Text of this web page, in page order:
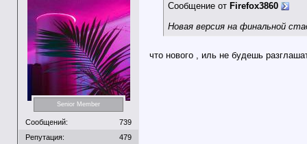
Senior Member
Сообщений:
739
Репутация:
479
Сообщение от Firefox3860
Новая версия на финальной
что нового , иль не будешь